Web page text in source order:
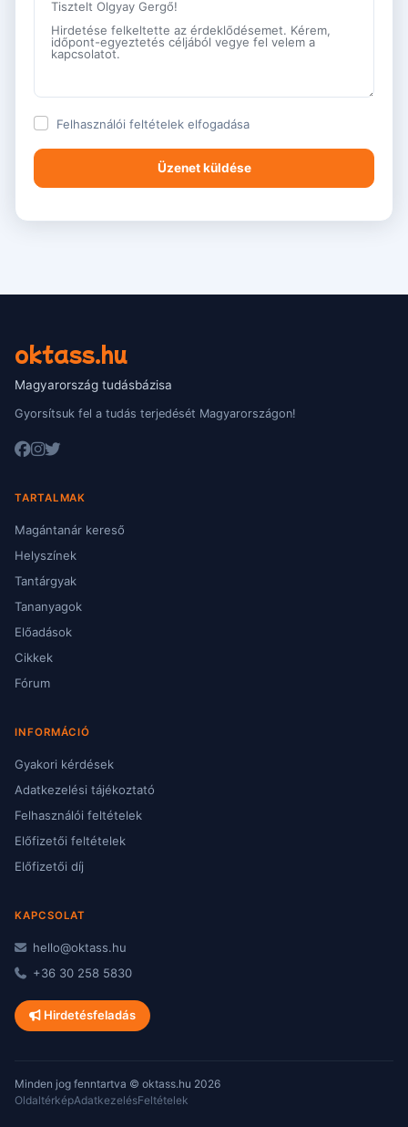
Felhasználói feltételek elfogadása
oktass.hu
Magyarország tudásbázisa
Gyorsítsuk fel a tudás terjedését Magyarországon!
TARTALMAK
Magántanár kereső
Helyszínek
Tantárgyak
Tananyagok
Előadások
Cikkek
Fórum
INFORMÁCIÓ
Gyakori kérdések
Adatkezelési tájékoztató
Felhasználói feltételek
Előfizetői feltételek
Előfizetői díj
KAPCSOLAT
hello@oktass.hu
+36 30 258 5830
Hirdetésfeladás
Minden jog fenntartva © oktass.hu 2026
OldaltérképAdatkezelésFeltételek